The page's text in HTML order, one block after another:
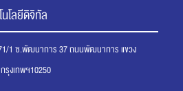
โลยีดิจิทัล
1 ซ.พัฒนาการ 37 ถนนพัฒนาการ แขวง
รุงเทพฯ10250